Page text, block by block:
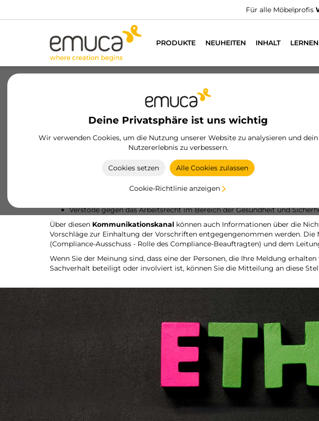
Für alle Möbelprofis
PRODUKTE NEUHEITEN INHALT
Deine Privatsphäre ist uns wichtig
Wir verwenden Cookies, um die Nutzung unserer Website zu analysieren und dein
Nutzererlebnis zu verbessern.
Cookies setzen Alle Cookies zulassen
Cookie-Richtlinie anzeigen
Nachhaltigkeit
Ethischer Kanal
stellt interessierten Parteien in Übereinstimmung mit und unter
Informationen zur Verfügung:
Handlungen oder Unterlassungen, die eine schwerwiegende oder
Handlungen oder Unterlassungen, die Verstöße gegen das Recht der
Verstöße gegen das Arbeitsrecht im Bereich der Gesundheit und
Über diesen Kommunikationskanal können auch Informationen über die
Vorschläge zur Einhaltung der Vorschriften entgegengenommen werden.
(Compliance-Ausschuss - Rolle des Compliance-Beauftragten) und dem
Wenn Sie der Meinung sind, dass eine der Personen, die Ihre Meldung
Sachverhalt beteiligt oder involviert ist, können Sie die Mitteilung an diese